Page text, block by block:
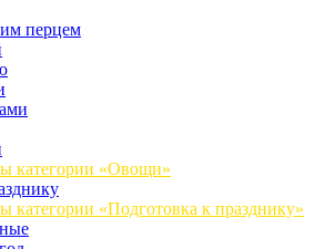
перцем
категории «Овощи»
категории «Подготовка к празднику»